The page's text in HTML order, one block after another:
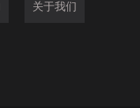
关于我们